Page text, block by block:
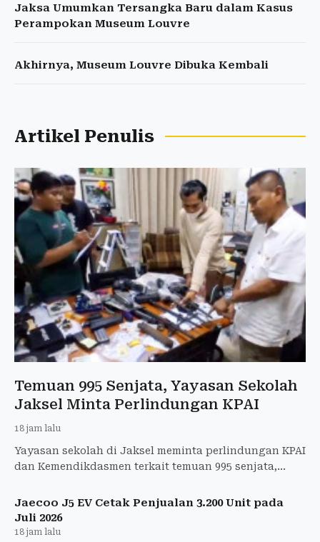
Jaksa Umumkan Tersangka Baru dalam Kasus
Perampokan Museum Louvre
Akhirnya, Museum Louvre Dibuka Kembali
Artikel Penulis
Temuan 995 Senjata, Yayasan Sekolah
Jaksel Minta Perlindungan KPAI
18 jam lalu
Yayasan sekolah di Jaksel meminta perlindungan KPAI
dan Kemendikdasmen terkait temuan 995 senjata,
Jaecoo J5 EV Cetak Penjualan 3.200 Unit pada
Juli 2026
18 jam lalu